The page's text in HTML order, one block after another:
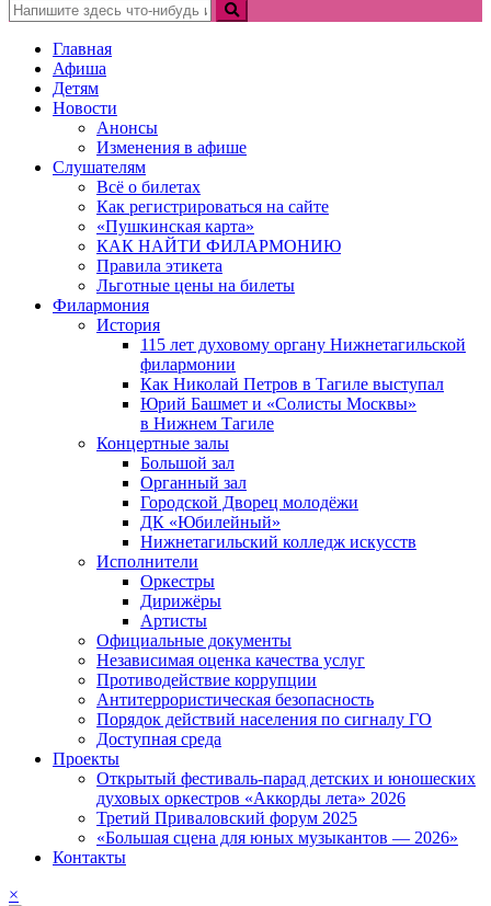
Главная
Афиша
Детям
Новости
Анонсы
Изменения в афише
Слушателям
Всё о билетах
Как регистрироваться на сайте
«Пушкинская карта»
КАК НАЙТИ ФИЛАРМОНИЮ
Правила этикета
Льготные цены на билеты
Филармония
История
115 лет духовому органу Нижнетагильской
филармонии
Как Николай Петров в Тагиле выступал
Юрий Башмет и «Солисты Москвы»
в Нижнем Тагиле
Концертные залы
Большой зал
Органный зал
Городской Дворец молодёжи
ДК «Юбилейный»
Нижнетагильский колледж искусств
Исполнители
Оркестры
Дирижёры
Артисты
Официальные документы
Независимая оценка качества услуг
Противодействие коррупции
Антитеррористическая безопасность
Порядок действий населения по сигналу ГО
Доступная среда
Проекты
Открытый фестиваль-парад детских и юношеских
духовых оркестров «Аккорды лета» 2026
Третий Приваловский форум 2025
«Большая сцена для юных музыкантов — 2026»
Контакты
×